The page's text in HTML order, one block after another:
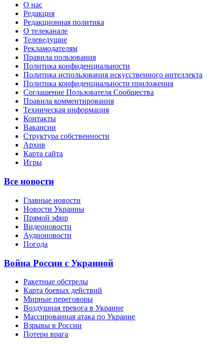
О нас
Редакция
Редакционная политика
О телеканале
Телеведущие
Рекламодателям
Правила пользования
Политика конфиденциальности
Политика использования искусственного интеллекта
Политика конфиденциальности приложения
Соглашение Пользователя Сообщества
Правила комментирования
Техническая информация
Контакты
Вакансии
Структура собственности
Архив
Карта сайта
Игры
Все новости
Главные новости
Новости Украины
Прямой эфир
Видеоновости
Аудионовости
Погода
Война России с Украиной
Ракетные обстрелы
Карта боевых действий
Мирные переговоры
Воздушная тревога в Украине
Массированная атака по Украине
Взрывы в России
Потери врага